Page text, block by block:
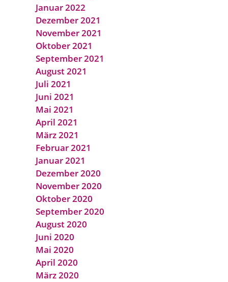
Januar 2022
Dezember 2021
November 2021
Oktober 2021
September 2021
August 2021
Juli 2021
Juni 2021
Mai 2021
April 2021
März 2021
Februar 2021
Januar 2021
Dezember 2020
November 2020
Oktober 2020
September 2020
August 2020
Juni 2020
Mai 2020
April 2020
März 2020